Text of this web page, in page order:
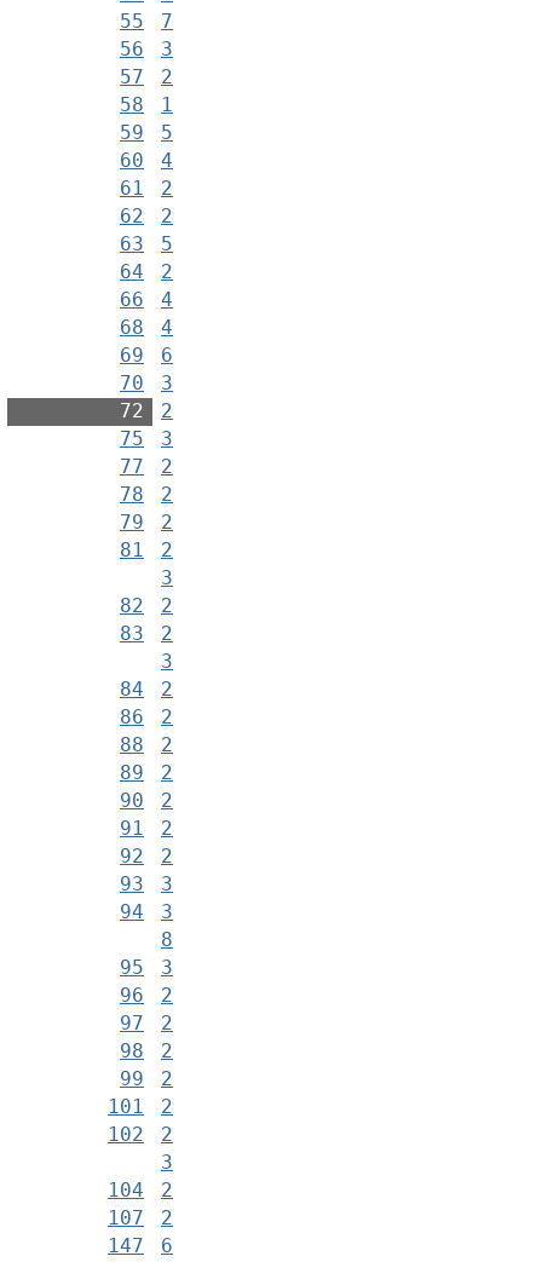
55
7
56
3
57
2
58
1
59
5
60
4
61
2
62
2
63
5
64
2
66
4
68
4
69
6
70
3
72
2
75
3
77
2
78
2
79
2
81
2
3
82
2
83
2
3
84
2
86
2
88
2
89
2
90
2
91
2
92
2
93
3
94
3
8
95
3
96
2
97
2
98
2
99
2
101
2
102
2
3
104
2
107
2
147
6